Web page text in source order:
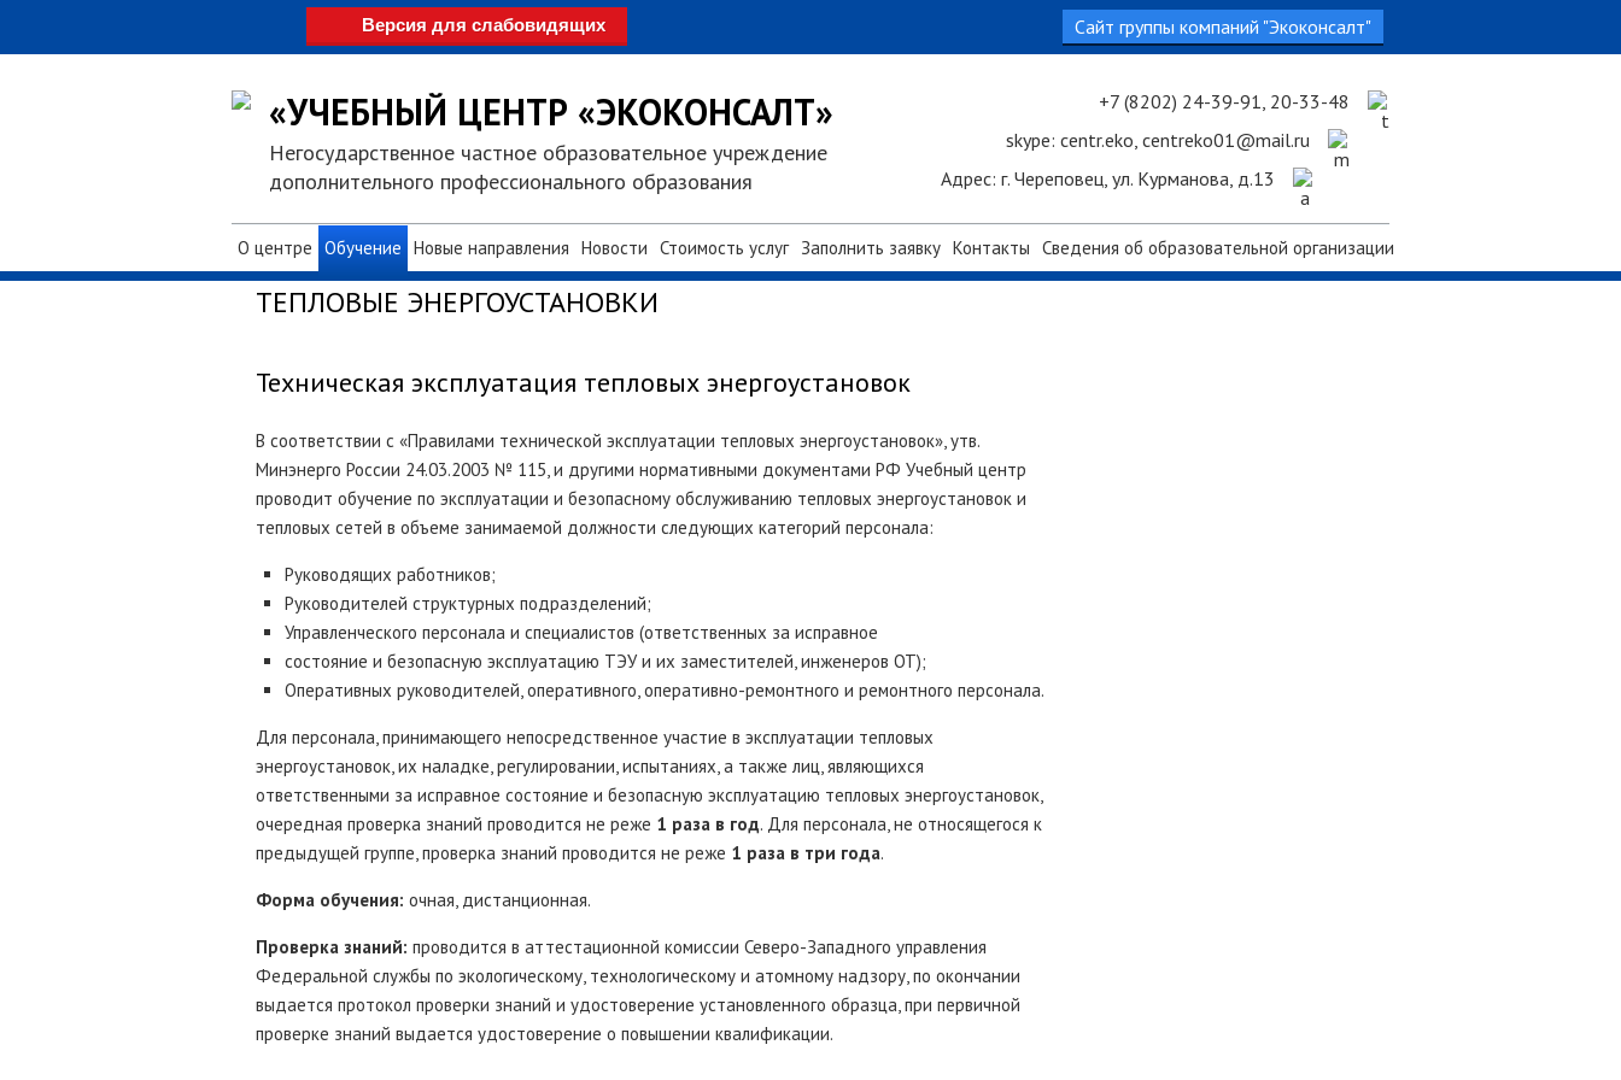
Версия для слабовидящих Сайт группы компаний "Экоконсалт"
«УЧЕБНЫЙ ЦЕНТР «ЭКОКОНСАЛТ»
Негосударственное частное образовательное учреждение
дополнительного профессионального образования
+7 (8202) 24-39-91, 20-33-48
skype: centr.eko, centreko01@mail.ru
Адрес: г. Череповец, ул. Курманова, д.13
Перейти
к
содержимому
О центре Обучение Новые направления Новости Стоимость услуг Заполнить заявку Контакты Сведения об образовательной организации
ТЕПЛОВЫЕ ЭНЕРГОУСТАНОВКИ
Техническая эксплуатация тепловых энергоустановок
В соответствии с «Правилами технической эксплуатации тепловых энергоустановок», утв.
Минэнерго России 24.03.2003 № 115, и другими нормативными документами РФ Учебный центр
проводит обучение по эксплуатации и безопасному обслуживанию тепловых энергоустановок и
тепловых сетей в объеме занимаемой должности следующих категорий персонала:
Руководящих работников;
Руководителей структурных подразделений;
Управленческого персонала и специалистов (ответственных за исправное
состояние и безопасную эксплуатацию ТЭУ и их заместителей, инженеров ОТ);
Оперативных руководителей, оперативного, оперативно-ремонтного и ремонтного персонала.
Для персонала, принимающего непосредственное участие в эксплуатации тепловых
энергоустановок, их наладке, регулировании, испытаниях, а также лиц, являющихся
ответственными за исправное состояние и безопасную эксплуатацию тепловых энергоустановок,
очередная проверка знаний проводится не реже 1 раза в год. Для персонала, не относящегося к
предыдущей группе, проверка знаний проводится не реже 1 раза в три года.
Форма обучения: очная, дистанционная.
Проверка знаний: проводится в аттестационной комиссии Северо-Западного управления
Федеральной службы по экологическому, технологическому и атомному надзору, по окончании
выдается протокол проверки знаний и удостоверение установленного образца, при первичной
проверке знаний выдается удостоверение о повышении квалификации.